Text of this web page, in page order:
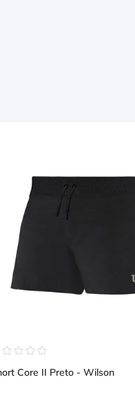
☆☆☆☆
Core II Preto - Wilson